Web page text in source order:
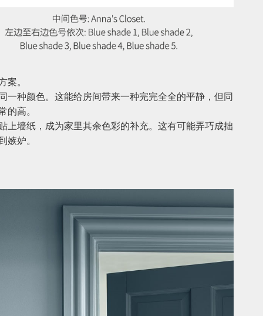
案。
种颜色。这能给房间带来一种完完全全的平静，但同
的高。
上墙纸，成为家里其余色彩的补充。这有可能弄巧成拙
嫉妒。